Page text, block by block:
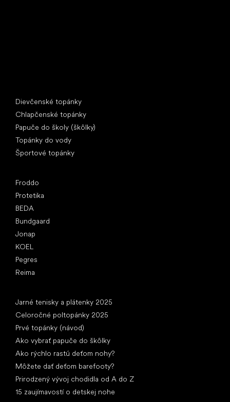
Dievčenské topánky
Chlapčenské topánky
Papuče do školy (škôlky)
Topánky do vody
Športové topánky
Froddo
Protetika
BEDA
Bundgaard
Jonap
KOEL
Pegres
Reima
Jarné tenisky a plátenky 2025
Celoročné poltopánky 2025
Prvé topánky (návod)
Ako vybrať papuče do škôlky
Ako rýchlo rastú deťom nohy?
Môžete dať deťom barefooty?
Prirodzený vývoj chodidla od A do Z
15 zaujímavostí o detskej nohe